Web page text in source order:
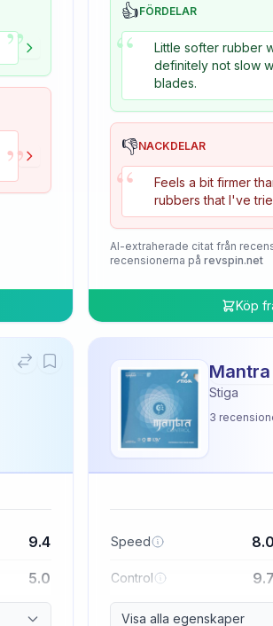
”
”
👍FÖRDELAR
“
Little softer rubber
definitely not slow
blades.
👎NACKDELAR
“
Feels a bit firmer
rubbers that I've
AI-extraherade citat från
recensionerna på revspin.net
Köp
9.4
5.0
Stiga
3
Speed 8.0
Control 9.7
Visa alla egenskaper